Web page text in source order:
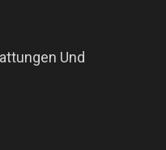
Und